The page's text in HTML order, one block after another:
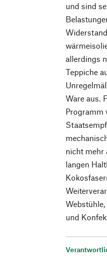
und sind
allerdings
Teppiche
Ware aus.
Programm
nicht mehr
langen
und